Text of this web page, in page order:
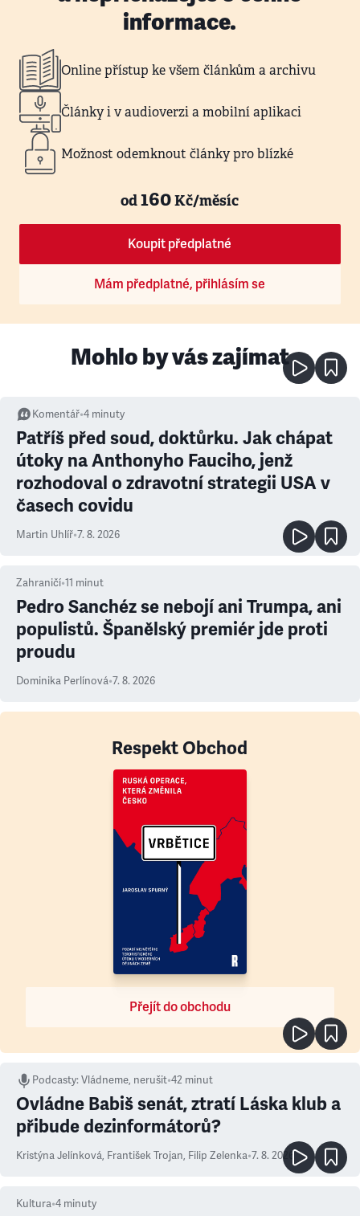
informace.
Online přístup ke všem článkům a archivu
Články i v audioverzi a mobilní aplikaci
Možnost odemknout články pro blízké
od160Kč/měsíc
Koupit předplatné
Mám předplatné, přihlásím se
Mohlo by vás zajímat
Komentář•4 minuty
Patříš před soud, doktůrku. Jak chápat
útoky na Anthonyho Fauciho, jenž
rozhodoval o zdravotní strategii USA v
časech covidu
Martin Uhlíř•7. 8. 2026
Zahraničí•11 minut
Pedro Sanchéz se nebojí ani Trumpa, ani
populistů. Španělský premiér jde proti
proudu
Dominika Perlínová•7. 8. 2026
Respekt Obchod
Přejít do obchodu
Podcasty:Vládneme, nerušit•42 minut
Ovládne Babiš senát, ztratí Láska klub a
přibude dezinformátorů?
Kristýna Jelínková, František Trojan, Filip Zelenka•7. 8. 2026
Kultura•4 minuty